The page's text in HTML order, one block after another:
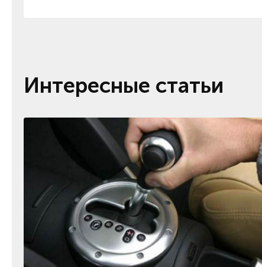
Интересные статьи